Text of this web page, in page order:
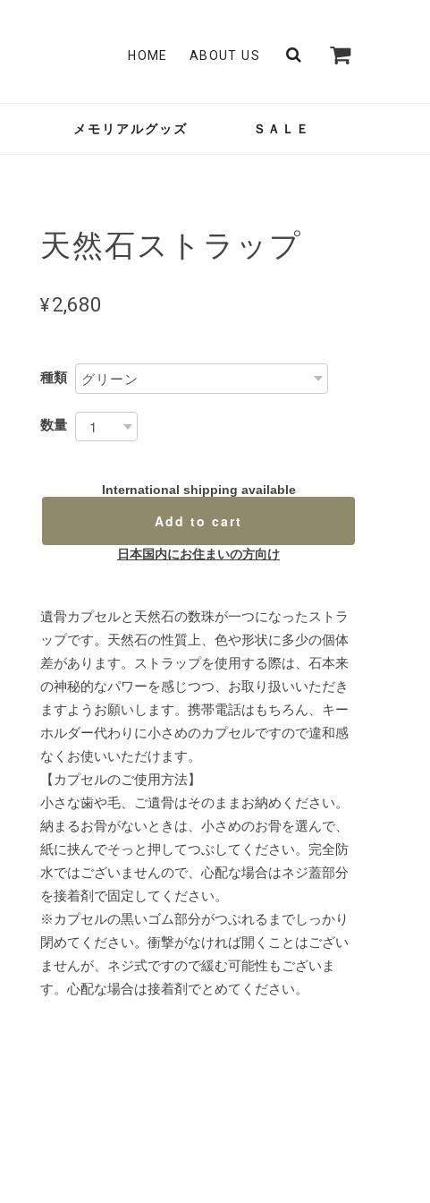
HOME ABOUT US
メモリアルグッズ ＳＡＬＥ
天然石ストラップ
¥2,680
種類
数量
International shipping available
Add to cart
日本国内にお住まいの方向け
遺骨カプセルと天然石の数珠が一つになったストラ
ップです。天然石の性質上、色や形状に多少の個体
差があります。ストラップを使用する際は、石本来
の神秘的なパワーを感じつつ、お取り扱いいただき
ますようお願いします。携帯電話はもちろん、キー
ホルダー代わりに小さめのカプセルですので違和感
なくお使いいただけます。
【カプセルのご使用方法】
小さな歯や毛、ご遺骨はそのままお納めください。
納まるお骨がないときは、小さめのお骨を選んで、
紙に挟んでそっと押してつぶしてください。完全防
水ではございませんので、心配な場合はネジ蓋部分
を接着剤で固定してください。
※カプセルの黒いゴム部分がつぶれるまでしっかり
閉めてください。衝撃がなければ開くことはござい
ませんが、ネジ式ですので緩む可能性もございま
す。心配な場合は接着剤でとめてください。